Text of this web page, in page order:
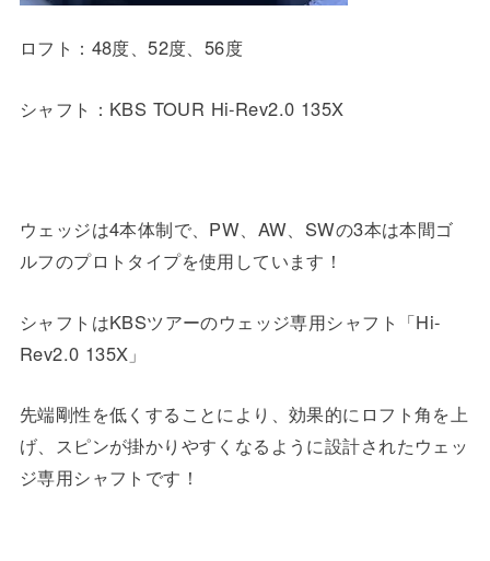
ロフト：48度、52度、56度
シャフト：KBS TOUR Hi-Rev2.0 135X
ウェッジは4本体制で、PW、AW、SWの3本は本間ゴ
ルフのプロトタイプを使用しています！
シャフトはKBSツアーのウェッジ専用シャフト「Hi-
Rev2.0 135X」
先端剛性を低くすることにより、効果的にロフト角を上
げ、スピンが掛かりやすくなるように設計されたウェッ
ジ専用シャフトです！